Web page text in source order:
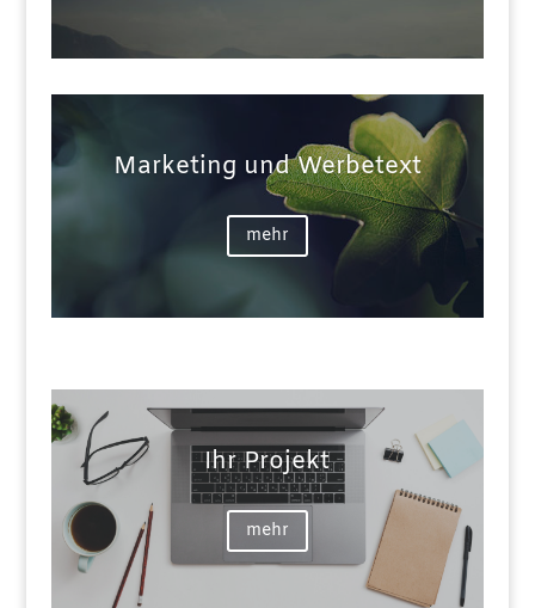
Marketing und Werbetext
mehr
Ihr Projekt
mehr